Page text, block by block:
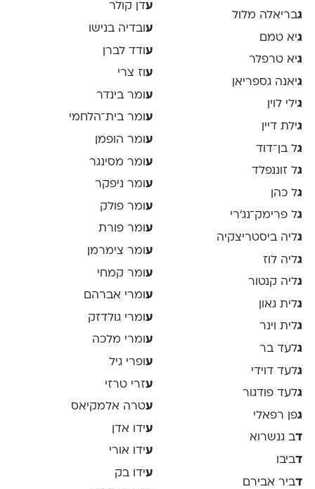
גבריאלה מלול
גיא טמם
גיא טרפלר
גיאנה גספריאן
גילי לוין
גילת דיין
גל בן־דוד
גל זוננפלד
גל כהן
גל פרימק־נג׳רי
גליה ביסטריצקיה
גליה לוז
גליה קנטור
גלית גאון
גלית וינר
גלעד בר
גלעד דוידי
גלעד פודגור
גפן רפאלי
דב גנשרוא
דביבו
דביר אבירם
עדן קולר
ע ובדיה בנישו
ע ודד לברן
עוז צרי
ע ומר בינדר
עומר בית־הלחמי
ע ומר הופמן
ע ומר מסינגר
עומר ניפקר
ע ומר פולק
עומר פורת
ע ומר צימרמן
ע ומר קמחי
עומרי אברהם
ע ומרי גולדזק
עומרי מלכה
ע ופרי גיל
עזרי טרזי
עטרה אלמקיאס
עידו אדן
עידו אורי
עידו בק